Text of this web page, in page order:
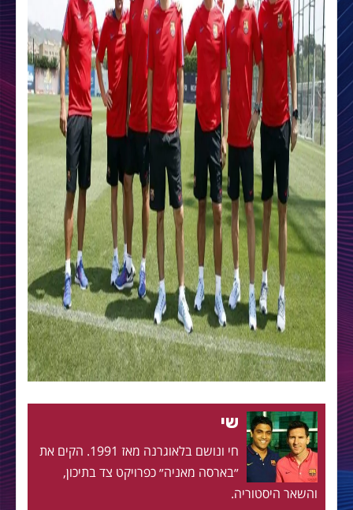
שי
חי ונושם בלאוגרנה מאז 1991. הקים את
״בארסה מאניה״ כפרויקט צד בתיכון,
והשאר היסטוריה.